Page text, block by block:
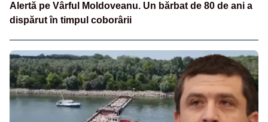
Alertă pe Vârful Moldoveanu. Un bărbat de 80 de ani a
dispărut în timpul coborârii